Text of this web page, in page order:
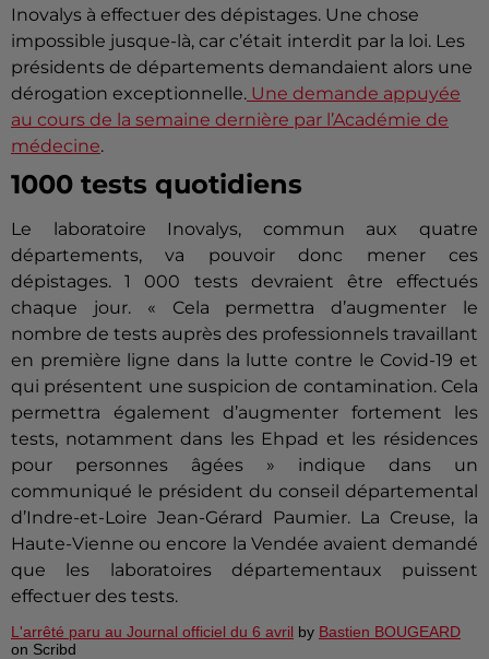
Inovalys à effectuer des dépistages. Une chose
impossible jusque-là, car c’était interdit par la loi. Les
présidents de départements demandaient alors une
dérogation exceptionnelle. Une demande appuyée
au cours de la semaine dernière par l’Académie de
médecine.
1000 tests quotidiens
Le laboratoire Inovalys, commun aux quatre
départements, va pouvoir donc mener ces
dépistages.
1 000 tests devraient être effectués
chaque jour.
« Cela permettra d’augmenter le
nombre de tests auprès des professionnels travaillant
en première ligne dans la lutte contre le Covid-19 et
qui présentent une suspicion de contamination. Cela
permettra également d’augmenter fortement les
tests, notamment dans les Ehpad et les résidences
pour personnes âgées »
indique
dans un
communiqué le président du conseil départemental
d’Indre-et-Loire Jean-Gérard Paumier. La Creuse, la
Haute-Vienne ou encore la Vendée avaient demandé
que les laboratoires départementaux puissent
effectuer des tests.
L'arrêté paru au Journal officiel du 6 avril by Bastien BOUGEARD
on Scribd